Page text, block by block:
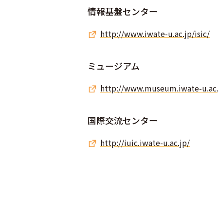
情報基盤センター
http://www.iwate-u.ac.jp/isic/
ミュージアム
http://www.museum.iwate-
国際交流センター
http://iuic.iwate-u.ac.jp/